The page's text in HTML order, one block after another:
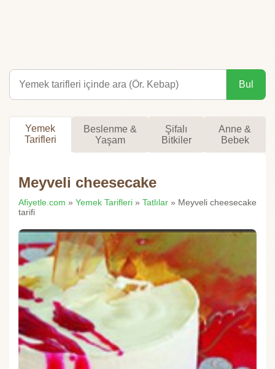
Bul
Yemek
Tarifleri
Beslenme &
Yaşam
Şifalı
Bitkiler
Anne &
Bebek
Meyveli cheesecake
Afiyetle.com » Yemek Tarifleri » Tatlılar » Meyveli cheesecake
tarifi